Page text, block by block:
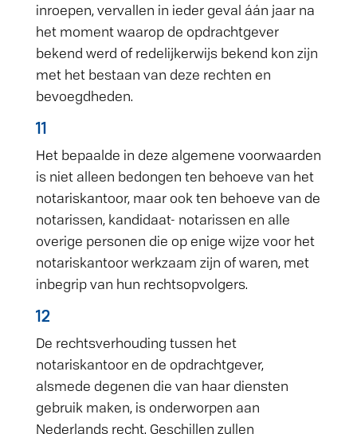
inroepen, vervallen in ieder geval áán jaar na
het moment waarop de opdrachtgever
bekend werd of redelijkerwijs bekend kon zijn
met het bestaan van deze rechten en
bevoegdheden.
11
Het bepaalde in deze algemene voorwaarden
is niet alleen bedongen ten behoeve van het
notariskantoor, maar ook ten behoeve van de
notarissen, kandidaat- notarissen en alle
overige personen die op enige wijze voor het
notariskantoor werkzaam zijn of waren, met
inbegrip van hun rechtsopvolgers.
12
De rechtsverhouding tussen het
notariskantoor en de opdrachtgever,
alsmede degenen die van haar diensten
gebruik maken, is onderworpen aan
Nederlands recht. Geschillen zullen